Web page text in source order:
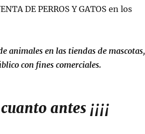
DE PERROS Y GATOS en los
animales en las tiendas de mascotas,
con fines comerciales.
antes ¡¡¡¡